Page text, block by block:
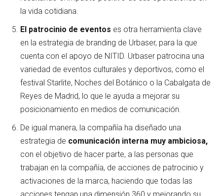
la vida cotidiana.
El patrocinio de eventos es otra herramienta clave
en la estrategia de branding de Urbaser, para la que
cuenta con el apoyo de NITID. Urbaser patrocina una
variedad de eventos culturales y deportivos, como el
festival Starlite, Noches del Botánico o la Cabalgata de
Reyes de Madrid, lo que le ayuda a mejorar su
posicionamiento en medios de comunicación.
De igual manera, la compañía ha diseñado una
estrategia de comunicación interna muy ambiciosa,
con el objetivo de hacer parte, a las personas que
trabajan en la compañía, de acciones de patrocinio y
activaciones de la marca, haciendo que todas las
acciones tengan una dimensión 360 y mejorando su